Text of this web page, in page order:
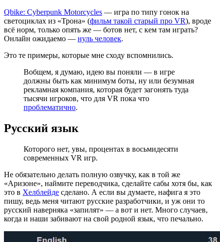
Qbike: Cyberpunk Motorcycles — игра по типу гонок на
светоциклах из «Трона» (фильм такой старый про VR), вроде
всё норм, только опять же — ботов нет, с кем там играть?
Онлайн ожидаемо — нуль человек.
Это те примеры, которые мне сходу вспомнились.
Вобщем, я думаю, идею вы поняли — в игре
должны быть как минимум боты, ну или безумная
рекламная компания, которая будет загонять туда
тысячи игроков, что для VR пока что
проблематично.
Русский язык
Которого нет, увы, процентах в восьмидесяти
современных VR игр.
Не обязательно делать полную озвучку, как в той же
«Аризоне», наймите переводчика, сделайте сабы хотя бы, как
это в Хелблейде сделано. А если вы думаете, нафига я это
пишу, ведь меня читают русские разработчики, и уж они то
русский наверняка «запилят» — а вот и нет. Много случаев,
когда и наши забивают на свой родной язык, что печально.